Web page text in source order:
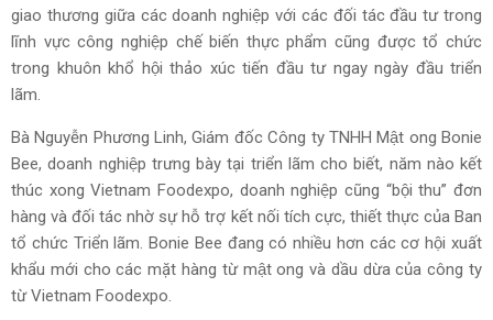
giao thương giữa các doanh nghiệp với các đối tác đầu tư trong
lĩnh vực công nghiệp chế biến thực phẩm cũng được tổ chức
trong khuôn khổ hội thảo xúc tiến đầu tư ngay ngày đầu triển
lãm.
Bà Nguyễn Phương Linh, Giám đốc Công ty TNHH Mật ong Bonie
Bee, doanh nghiệp trưng bày tại triển lãm cho biết, năm nào kết
thúc xong Vietnam Foodexpo, doanh nghiệp cũng “bội thu” đơn
hàng và đối tác nhờ sự hỗ trợ kết nối tích cực, thiết thực của Ban
tổ chức Triển lãm. Bonie Bee đang có nhiều hơn các cơ hội xuất
khẩu mới cho các mặt hàng từ mật ong và dầu dừa của công ty
từ Vietnam Foodexpo.